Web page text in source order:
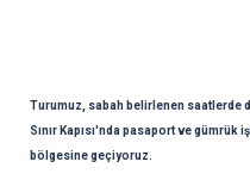
Turumuz, sabah belirlenen saatlerde
Sınır Kapısı'nda pasaport ve
bölgesine geçiyoruz.